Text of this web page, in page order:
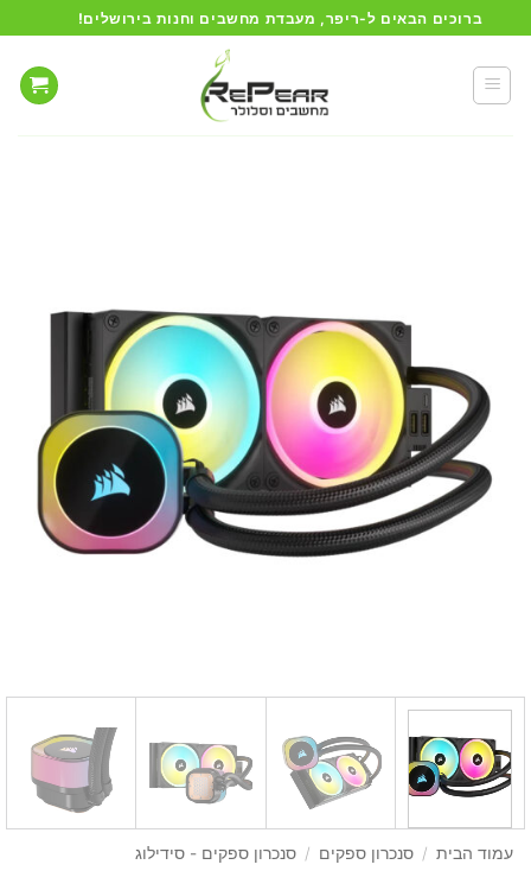
to
content
ברוכים הבאים ל-ריפר, מעבדת מחשבים וחנות בירושלים!
עמוד הבית / סנכרון ספקים / סנכרון ספקים - סידילוג